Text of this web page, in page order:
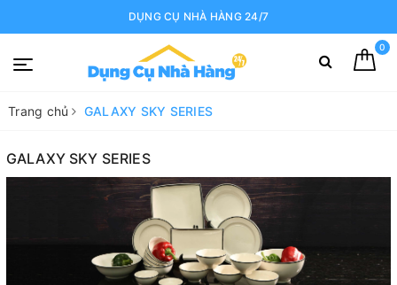
DỤNG CỤ NHÀ HÀNG 24/7
0
Trang chủ GALAXY SKY SERIES
GALAXY SKY SERIES